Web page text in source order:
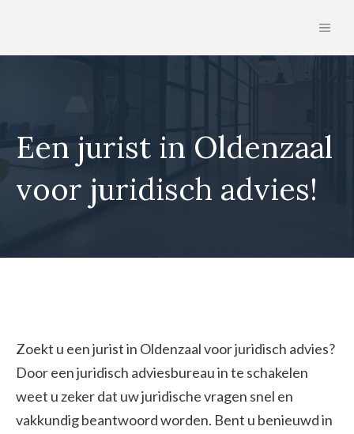
de
Een jurist in Oldenzaal
voor juridisch advies!
Zoekt u een jurist in Oldenzaal voor juridisch advies?
Door een juridisch adviesbureau in te schakelen
weet u zeker dat uw juridische vragen snel en
vakkundig beantwoord worden. Bent u benieuwd in